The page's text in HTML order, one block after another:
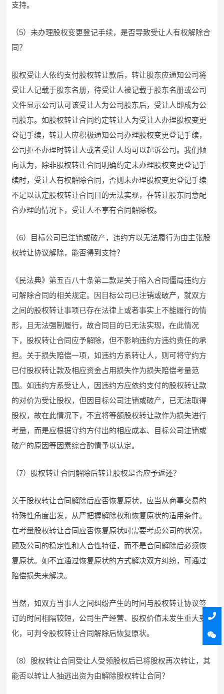
支持。
（5）未办理股权变更登记手续，是否导致受让人有权解除合
同？
股权受让人依约支付股权转让款后，转让股东应通知公司将
受让人记载于股东名册，待受让人被记载于股东名册或公司
文件显示公司认可该受让人为公司股东后，受让人即成为公
司股东。如股权转让合同约定转让人为受让人办理股权变更
登记手续，转让人应积极通知公司办理股权变更登记手续，
公司拒不办理时转让人或者受让人均可以起诉公司。我们倾
向认为，除非股权转让合同明确约定未办理股权变更登记手
续时，受让人有权解除合同，否则未办理股权变更登记手续
不足以认定股权转让合同目的无法实现，在转让股东同意配
合办理的情况下，受让人不享有合同解除权。
（6）目标公司已注销或破产，违约方以无法履行为由主张股
权转让协议解除，能否得到支持？
《民法典》第五百八十条第二款是关于陷入合同僵局违约方
可解除合同的相关规定。因目标公司已注销或破产，就双方
之间的股权转让事项已存在法律上或者事实上不能履行的情
形，且无法强制履行，故合同目的已无法实现，在此情况
下，股权转让合同应予解除，但不影响违约方违约责任的承
担。关于损失赔偿一项，如违约方系转让人，则可将守约方
已付股权转让款及相应资金占用损失作为损失赔偿考量范
围。如违约方系受让人，因违约方应依约支付的股权转让款
的对价为受让股权，但因目标公司注销或破产，已无法取得
股权，故在此情况下，不宜将等额股权转让款作为损失进行
考量，而是应根据守约方付出的相应成本、目标公司注销或
破产的原因等因素综合酌情予以认定。
（7）股权转让合同解除后转让股权是否应予返还？
关于股权转让合同解除后应否恢复原状，应当从商事交易的
特殊性角度出发，从严把握解除权和恢复原状的适用条件。
在考量股权转让合同应否恢复原状时需要考虑公司的状况，
顾及公司的稳定性和人合性特征，而不是合同解除后必须恢
复原状。如不宜通过恢复原状的方式解决双方纠纷，可通过
赔偿损失来解决。
当然，如双方当事人之间纠纷产生的时间与股权转让协议签
订的时间相隔较短，公司生产经营、股权价值未发生重大变
化，可判令股权转让合同解除后恢复原状。
（8）股权转让合同受让人受领股权后已将股权再次转让，其
能否以转让人抽逃出资为由解除股权转让合同？